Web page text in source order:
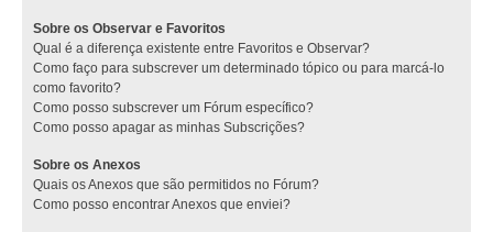
Sobre os Observar e Favoritos
Qual é a diferença existente entre Favoritos e Observar?
Como faço para subscrever um determinado tópico ou para marcá-lo
como favorito?
Como posso subscrever um Fórum específico?
Como posso apagar as minhas Subscrições?
Sobre os Anexos
Quais os Anexos que são permitidos no Fórum?
Como posso encontrar Anexos que enviei?